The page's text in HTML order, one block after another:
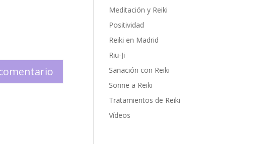
Meditación y Reiki
Positividad
Reiki en Madrid
Riu-Ji
Sanación con Reiki
Sonrie a Reiki
Tratamientos de Reiki
Vídeos